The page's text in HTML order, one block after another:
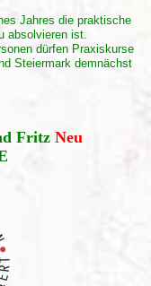
Jahres die praktische
absolvieren ist.
dürfen Praxiskurse
Steiermark demnächst
Fritz Neu